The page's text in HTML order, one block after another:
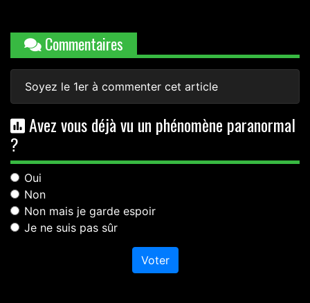
Commentaires
Soyez le 1er à commenter cet article
Avez vous déjà vu un phénomène paranormal
?
Oui
Non
Non mais je garde espoir
Je ne suis pas sûr
Voter